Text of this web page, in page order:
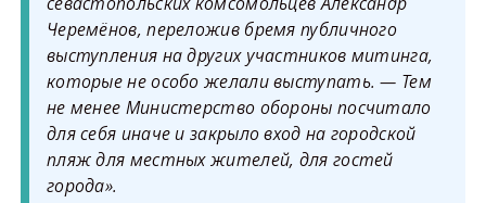
Черемёнов, переложив бремя публичного
выступления на других участников митинга,
которые не особо желали выступать. — Тем
не менее Министерство обороны посчитало
для себя иначе и закрыло вход на городской
пляж для местных жителей, для гостей
города».